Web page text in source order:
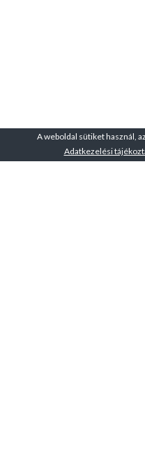
A weboldal sütiket használ,
Adatkezelési